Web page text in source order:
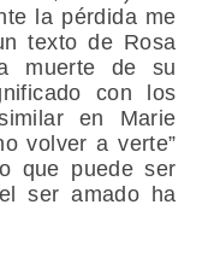
la pérdida me
texto de Rosa
muerte de su
con los
en Marie
volver a verte”
que puede ser
ser amado ha